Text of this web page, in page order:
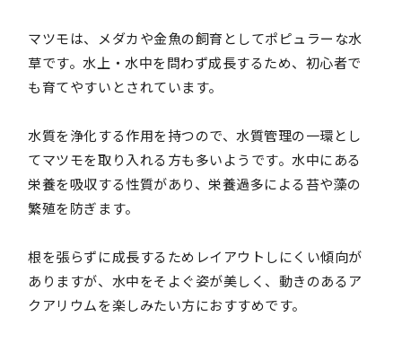
マツモは、メダカや金魚の飼育としてポピュラーな水
草です。水上・水中を問わず成長するため、初心者で
も育てやすいとされています。
水質を浄化する作用を持つので、水質管理の一環とし
てマツモを取り入れる方も多いようです。水中にある
栄養を吸収する性質があり、栄養過多による苔や藻の
繁殖を防ぎます。
根を張らずに成長するためレイアウトしにくい傾向が
ありますが、水中をそよぐ姿が美しく、動きのあるア
クアリウムを楽しみたい方におすすめです。